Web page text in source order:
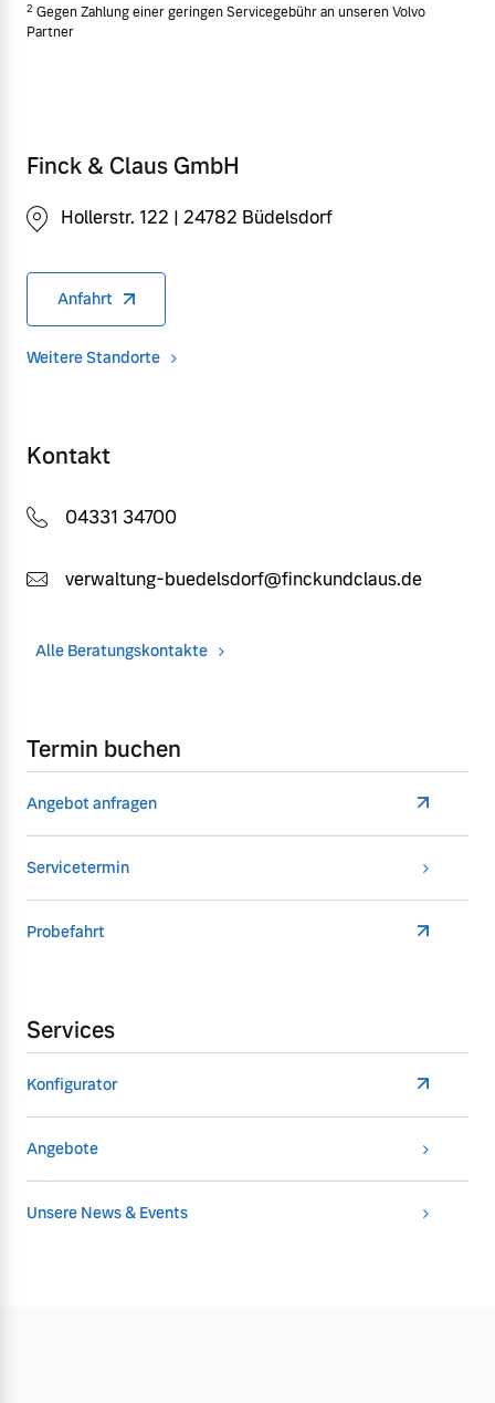
2 Gegen Zahlung einer geringen Servicegebühr an unseren Volvo
Partner
Finck & Claus GmbH
Hollerstr. 122 | 24782 Büdelsdorf
Anfahrt
Weitere Standorte
Kontakt
04331 34700
verwaltung-buedelsdorf@finckundclaus.de
Alle Beratungskontakte
Termin buchen
Angebot anfragen
Servicetermin
Probefahrt
Services
Konfigurator
Angebote
Unsere News & Events